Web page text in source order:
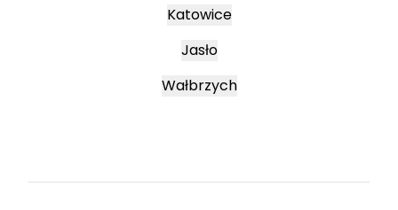
Katowice
Jasło
Wałbrzych